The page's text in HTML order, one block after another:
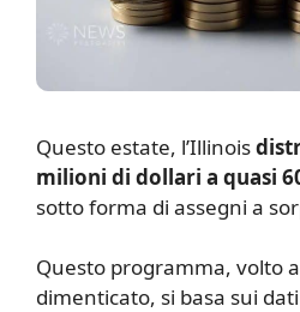
Questo estate, l’Illinois
milioni di dollari a quasi
sotto forma di assegni a
Questo programma, volto
dimenticato, si basa sui